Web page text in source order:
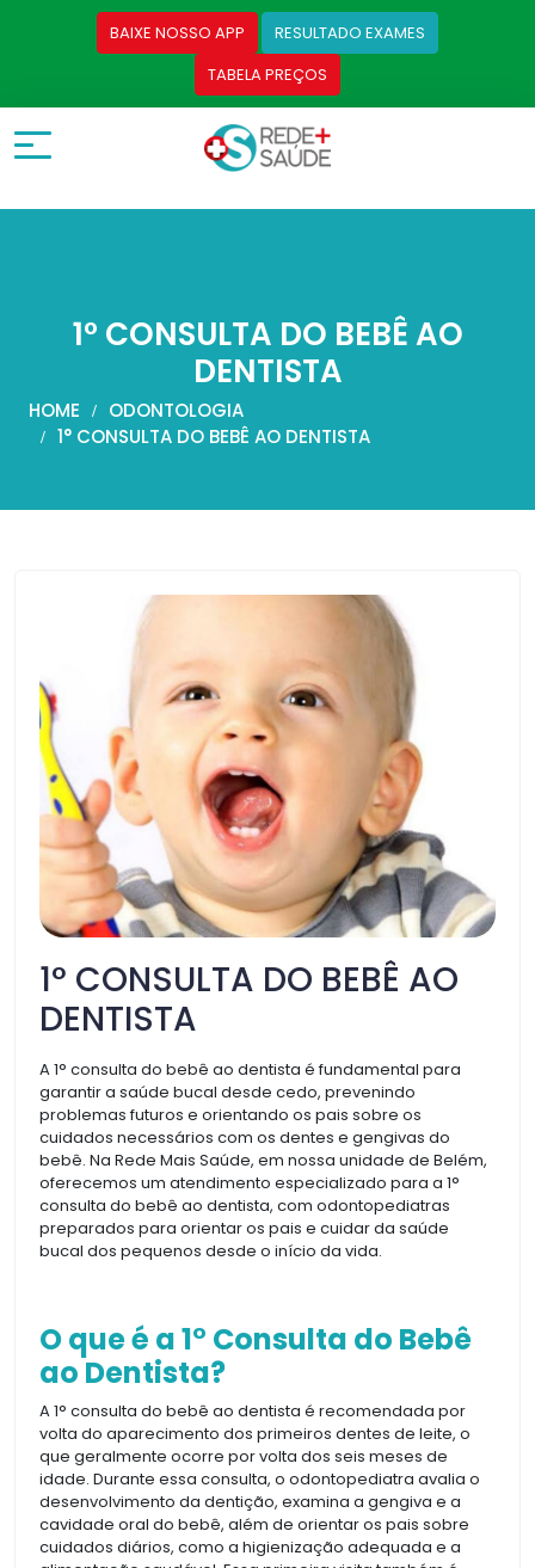
BAIXE NOSSO APP
RESULTADO EXAMES
TABELA PREÇOS
1° CONSULTA DO BEBÊ AO
DENTISTA
HOME
ODONTOLOGIA
1° CONSULTA DO BEBÊ AO DENTISTA
1° CONSULTA DO BEBÊ AO
DENTISTA
A 1° consulta do bebê ao dentista é fundamental para
garantir a saúde bucal desde cedo, prevenindo
problemas futuros e orientando os pais sobre os
cuidados necessários com os dentes e gengivas do
bebê. Na Rede Mais Saúde, em nossa unidade de Belém,
oferecemos um atendimento especializado para a 1°
consulta do bebê ao dentista, com odontopediatras
preparados para orientar os pais e cuidar da saúde
bucal dos pequenos desde o início da vida.
O que é a 1° Consulta do Bebê
ao Dentista?
A 1° consulta do bebê ao dentista é recomendada por
volta do aparecimento dos primeiros dentes de leite, o
que geralmente ocorre por volta dos seis meses de
idade. Durante essa consulta, o odontopediatra avalia o
desenvolvimento da dentição, examina a gengiva e a
cavidade oral do bebê, além de orientar os pais sobre
cuidados diários, como a higienização adequada e a